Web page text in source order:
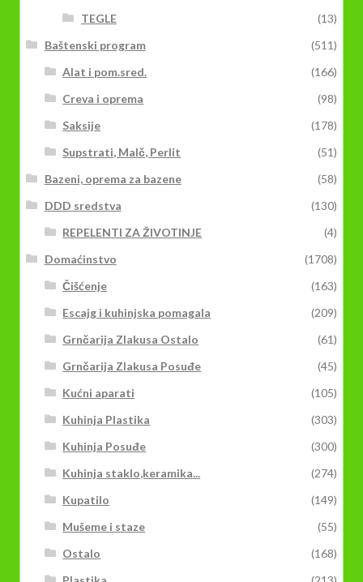
TEGLE
(13)
Baštenski program
(511)
Alat i pom.sred.
(166)
Creva i oprema
(98)
Saksije
(178)
Supstrati, Malč, Perlit
(51)
Bazeni, oprema za bazene
(58)
DDD sredstva
(130)
REPELENTI ZA ŽIVOTINJE
(4)
Domaćinstvo
(1708)
Čišćenje
(163)
Escajg i kuhinjska pomagala
(209)
Grnčarija Zlakusa Ostalo
(61)
Grnčarija Zlakusa Posuđe
(45)
Kućni aparati
(105)
Kuhinja Plastika
(303)
Kuhinja Posuđe
(300)
Kuhinja staklo,keramika...
(274)
Kupatilo
(149)
Mušeme i staze
(55)
Ostalo
(168)